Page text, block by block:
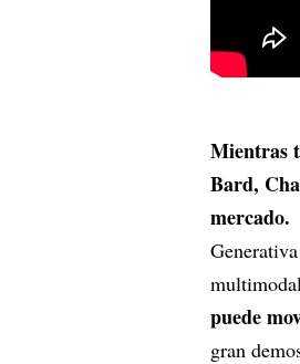
Mientras
Bard,
mercado.
puede
gran